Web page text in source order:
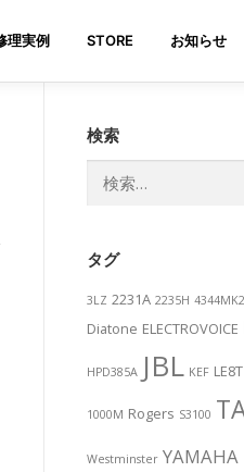
理実例 STORE お知らせ
検索
タグ
3LZ 2231A 2235H 4344MK2
Diatone ELECTROVOICE
HPD385A JBL KEF LE8T
1000M Rogers S3100
Westminster YAMAHA